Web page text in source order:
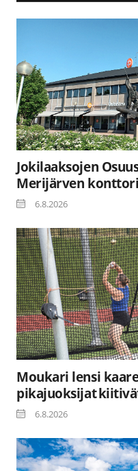
Jokilaaksojen
Merijärven
6.8.2026
Moukari lensi
pikajuoksijat
6.8.2026